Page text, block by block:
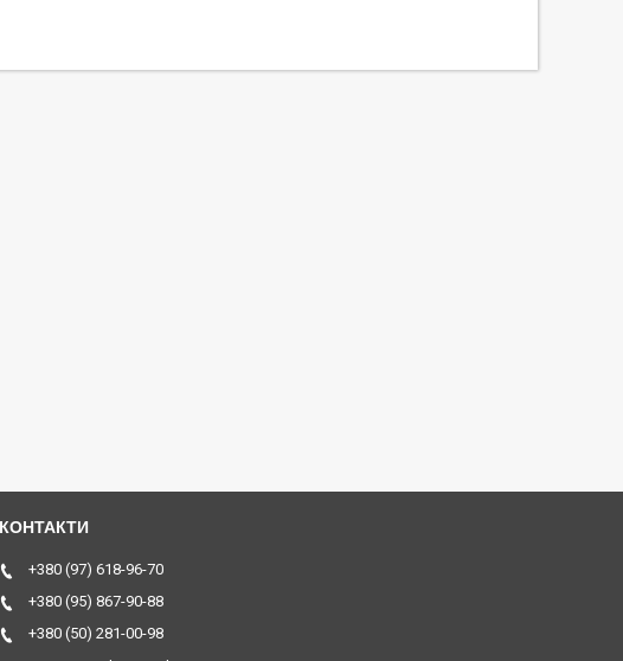
+380 (97) 618-96-70
+380 (95) 867-90-88
+380 (50) 281-00-98